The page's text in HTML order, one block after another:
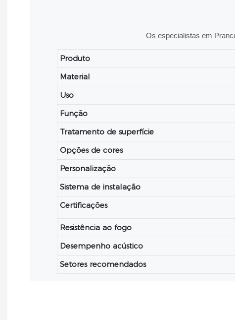
Os especialistas em
Produto
Material
Uso
Função
Tratamento de superfície
Opções de cores
Personalização
Sistema de instalação
Certificações
Resistência ao fogo
Desempenho acústico
Setores recomendados